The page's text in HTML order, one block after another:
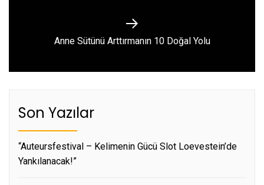
Next
Anne Sütünü Arttırmanın 10 Doğal Yolu
Son Yazılar
“Auteursfestival – Kelimenin Gücü Slot Loevestein’de
Yankılanacak!”